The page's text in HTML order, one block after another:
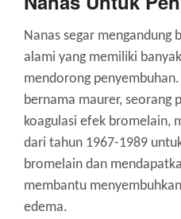
Nanas segar
alami yang memiliki
mendorong
bernama maurer, seorang
koagulasi efek bromelain,
dari tahun 1967-1989
bromelain dan
membantu
edema.